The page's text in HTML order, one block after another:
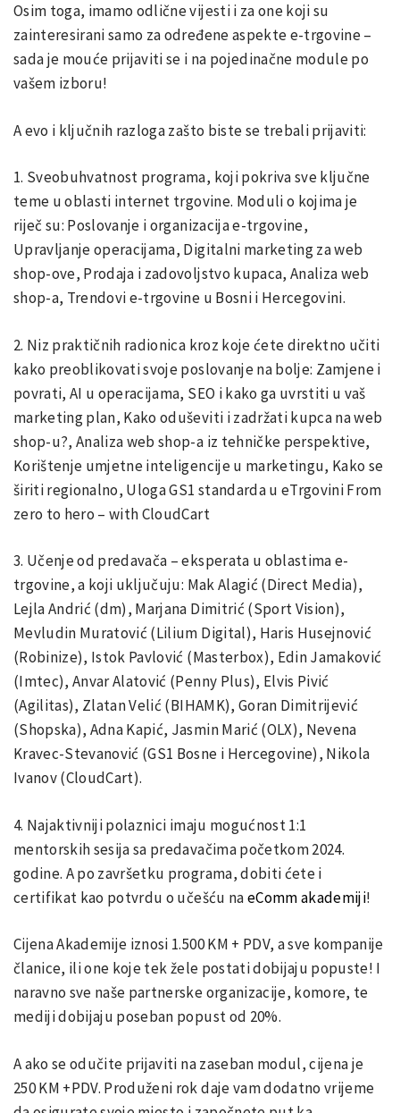
Osim toga, imamo odlične vijesti i za one koji su
zainteresirani samo za određene aspekte e-trgovine –
sada je mouće prijaviti se i na pojedinačne module po
vašem izboru!
A evo i ključnih razloga zašto biste se trebali prijaviti:
1. Sveobuhvatnost programa, koji pokriva sve ključne
teme u oblasti internet trgovine. Moduli o kojima je
riječ su: Poslovanje i organizacija e-trgovine,
Upravljanje operacijama, Digitalni marketing za web
shop-ove, Prodaja i zadovoljstvo kupaca, Analiza web
shop-a, Trendovi e-trgovine u Bosni i Hercegovini.
2. Niz praktičnih radionica kroz koje ćete direktno učiti
kako preoblikovati svoje poslovanje na bolje: Zamjene i
povrati, AI u operacijama, SEO i kako ga uvrstiti u vaš
marketing plan, Kako oduševiti i zadržati kupca na web
shop-u?, Analiza web shop-a iz tehničke perspektive,
Korištenje umjetne inteligencije u marketingu, Kako se
širiti regionalno, Uloga GS1 standarda u eTrgovini From
zero to hero – with CloudCart
3. Učenje od predavača – eksperata u oblastima e-
trgovine, a koji uključuju: Mak Alagić (Direct Media),
Lejla Andrić (dm), Marjana Dimitrić (Sport Vision),
Mevludin Muratović (Lilium Digital), Haris Husejnović
(Robinize), Istok Pavlović (Masterbox), Edin Jamaković
(Imtec), Anvar Alatović (Penny Plus), Elvis Pivić
(Agilitas), Zlatan Velić (BIHAMK), Goran Dimitrijević
(Shopska), Adna Kapić, Jasmin Marić (OLX), Nevena
Kravec-Stevanović (GS1 Bosne i Hercegovine), Nikola
Ivanov (CloudCart).
4. Najaktivniji polaznici imaju mogućnost 1:1
mentorskih sesija sa predavačima početkom 2024.
godine. A po završetku programa, dobiti ćete i
certifikat kao potvrdu o učešću naeComm akademiji!
Cijena Akademije iznosi 1.500 KM + PDV, a sve kompanije
članice, ili one koje tek žele postati dobijaju popuste! I
naravno sve naše partnerske organizacije, komore, te
mediji dobijaju poseban popust od 20%.
A ako se odučite prijaviti na zaseban modul, cijena je
250 KM +PDV. Produženi rok daje vam dodatno vrijeme